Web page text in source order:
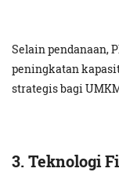
Selain pendanaan,
peningkatan
strategis bagi
3. Teknologi